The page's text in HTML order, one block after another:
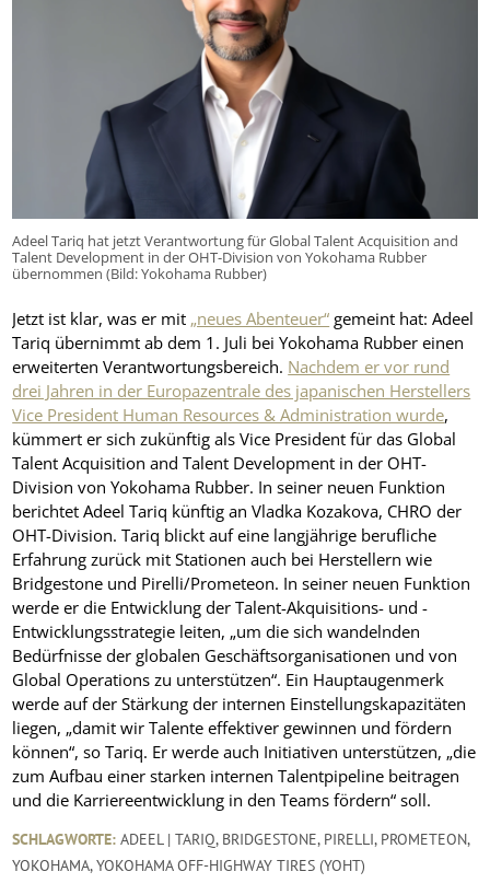
Adeel Tariq hat jetzt Verantwortung für Global Talent Acquisition and
Talent Development in der OHT-Division von Yokohama Rubber
übernommen (Bild: Yokohama Rubber)
Jetzt ist klar, was er mit „neues Abenteuer“ gemeint hat: Adeel
Tariq übernimmt ab dem 1. Juli bei Yokohama Rubber einen
erweiterten Verantwortungsbereich. Nachdem er vor rund
drei Jahren in der Europazentrale des japanischen Herstellers
Vice President Human Resources & Administration wurde,
kümmert er sich zukünftig als Vice President für das Global
Talent Acquisition and Talent Development in der OHT-
Division von Yokohama Rubber. In seiner neuen Funktion
berichtet Adeel Tariq künftig an Vladka Kozakova, CHRO der
OHT-Division. Tariq blickt auf eine langjährige berufliche
Erfahrung zurück mit Stationen auch bei Herstellern wie
Bridgestone und Pirelli/Prometeon. In seiner neuen Funktion
werde er die Entwicklung der Talent-Akquisitions- und -
Entwicklungsstrategie leiten, „um die sich wandelnden
Bedürfnisse der globalen Geschäftsorganisationen und von
Global Operations zu unterstützen“. Ein Hauptaugenmerk
werde auf der Stärkung der internen Einstellungskapazitäten
liegen, „damit wir Talente effektiver gewinnen und fördern
können“, so Tariq. Er werde auch Initiativen unterstützen, „die
zum Aufbau einer starken internen Talentpipeline beitragen
und die Karriereentwicklung in den Teams fördern“ soll.
SCHLAGWORTE: ADEEL | TARIQ, BRIDGESTONE, PIRELLI, PROMETEON,
YOKOHAMA,YOKOHAMA OFF-HIGHWAY TIRES (YOHT)